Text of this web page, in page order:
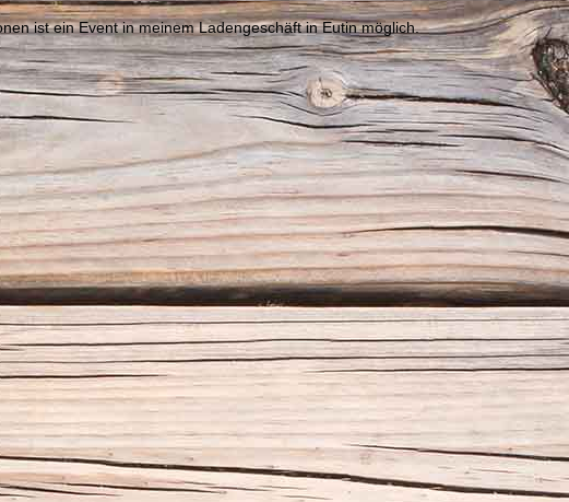
ist ein Event in meinem Ladengeschäft in Eutin möglich.